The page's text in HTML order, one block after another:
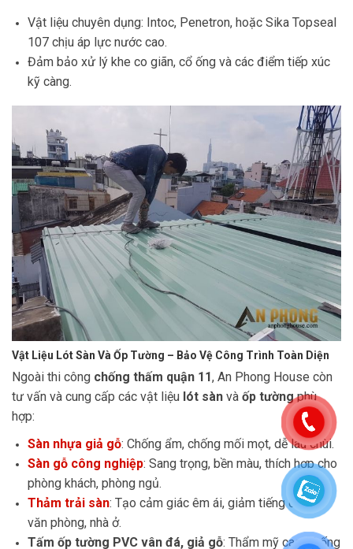
Vật liệu chuyên dụng: Intoc, Penetron, hoặc Sika Topseal
107 chịu áp lực nước cao.
Đảm bảo xử lý khe co giãn, cổ ống và các điểm tiếp xúc
kỹ càng.
Vật Liệu Lót Sàn Và Ốp Tường – Bảo Vệ Công Trình Toàn Diện
Ngoài thi công chống thấm quận 11, An Phong House còn
tư vấn và cung cấp các vật liệu lót sàn và ốp tườngphù
hợp:
Sàn nhựa giả gỗ: Chống ẩm, chống mối mọt, dễ lau chùi.
Sàn gỗ công nghiệp: Sang trọng, bền màu, thích hợp cho
phòng khách, phòng ngủ.
Thảm trải sàn: Tạo cảm giác êm ái, giảm tiếng ồn cho
văn phòng, nhà ở.
Tấm ốp tường PVC vân đá, giả gỗ: Thẩm mỹ cao, chống